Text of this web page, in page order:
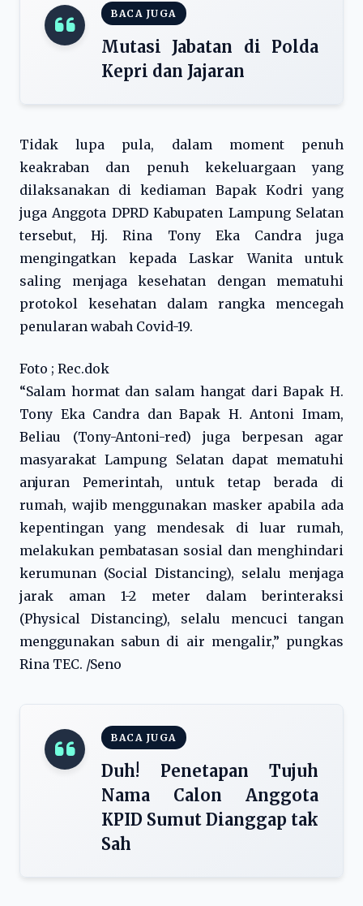
BACA JUGA
Mutasi Jabatan di Polda
Kepri dan Jajaran
Tidak lupa pula, dalam moment penuh
keakraban dan penuh kekeluargaan yang
dilaksanakan di kediaman Bapak Kodri yang
juga Anggota DPRD Kabupaten Lampung Selatan
tersebut, Hj. Rina Tony Eka Candra juga
mengingatkan kepada Laskar Wanita untuk
saling menjaga kesehatan dengan mematuhi
protokol kesehatan dalam rangka mencegah
penularan wabah Covid-19.
Foto ; Rec.dok
“Salam hormat dan salam hangat dari Bapak H.
Tony Eka Candra dan Bapak H. Antoni Imam,
Beliau (Tony-Antoni-red) juga berpesan agar
masyarakat Lampung Selatan dapat mematuhi
anjuran Pemerintah, untuk tetap berada di
rumah, wajib menggunakan masker apabila ada
kepentingan yang mendesak di luar rumah,
melakukan pembatasan sosial dan menghindari
kerumunan (Social Distancing), selalu menjaga
jarak aman 1-2 meter dalam berinteraksi
(Physical Distancing), selalu mencuci tangan
menggunakan sabun di air mengalir,” pungkas
Rina TEC. /Seno
BACA JUGA
Duh! Penetapan Tujuh
Nama Calon Anggota
KPID Sumut Dianggap tak
Sah